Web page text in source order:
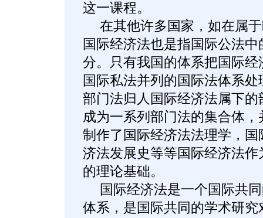
这一课程。
在其他许多国家，如在属于
国际经济法也是指国际公法
分。只有我国的体系把国际
国际私法并列的国际法体系
部门法归人国际经济法属下
成为一系列部门法的集合体
制作了国际经济法法理学，
济法发展史等等国际经济法
的理论基础。
国际经济法是一个国际共同
体系，是国际共同的学术研